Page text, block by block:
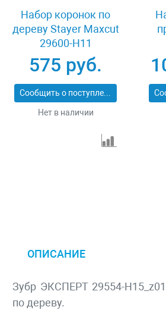
Набор коронок по
дереву Stayer Maxcut
29600-H11
575 руб.
Сообщить о поступлении
Нет в наличии
ОПИСАНИЕ
Зубр ЭКСПЕРТ 29554-
по дереву.